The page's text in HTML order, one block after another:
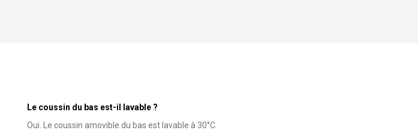
Le coussin du bas est-il lavable ?
Oui. Le coussin amovible du bas est lavable à 30°C.